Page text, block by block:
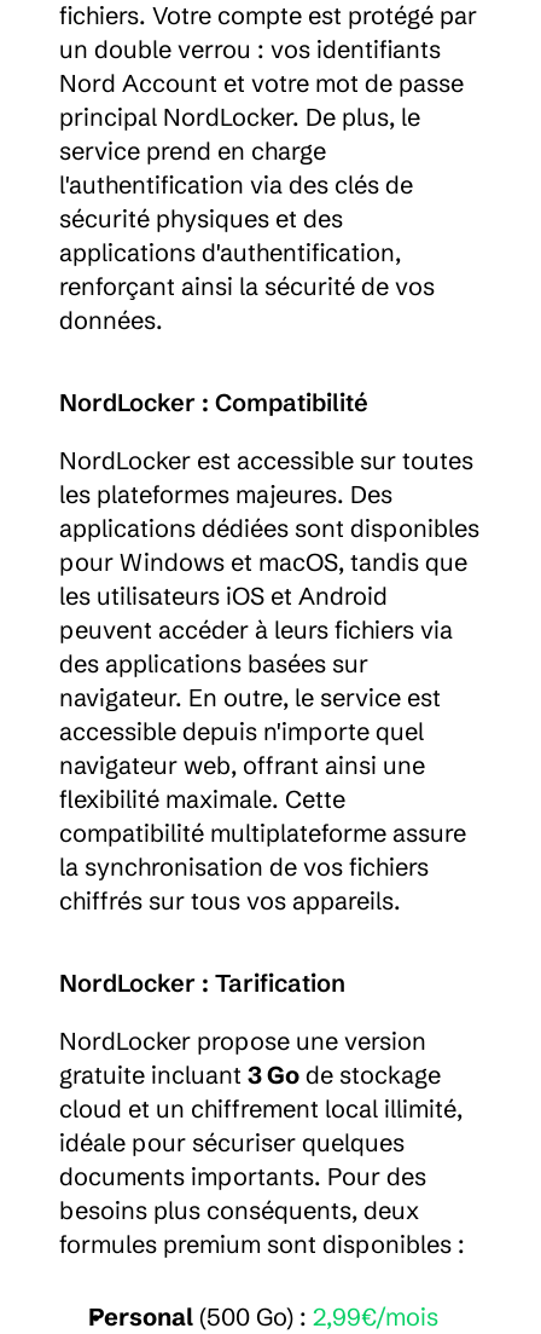
fichiers. Votre compte est protégé par
un double verrou : vos identifiants
Nord Account et votre mot de passe
principal NordLocker. De plus, le
service prend en charge
l'authentification via des clés de
sécurité physiques et des
applications d'authentification,
renforçant ainsi la sécurité de vos
données.
NordLocker : Compatibilité
NordLocker est accessible sur toutes
les plateformes majeures. Des
applications dédiées sont disponibles
pour Windows et macOS, tandis que
les utilisateurs iOS et Android
peuvent accéder à leurs fichiers via
des applications basées sur
navigateur. En outre, le service est
accessible depuis n'importe quel
navigateur web, offrant ainsi une
flexibilité maximale. Cette
compatibilité multiplateforme assure
la synchronisation de vos fichiers
chiffrés sur tous vos appareils.
NordLocker : Tarification
NordLocker propose une version
gratuite incluant 3 Go de stockage
cloud et un chiffrement local illimité,
idéale pour sécuriser quelques
documents importants. Pour des
besoins plus conséquents, deux
formules premium sont disponibles :
Personal (500 Go) : 2,99€/mois